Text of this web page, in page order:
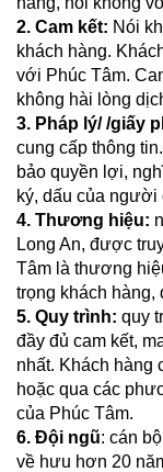
2. Cam kết: Nói
khách hàng.
với Phúc Tâm.
không hài lòng
3. Pháp lý/ /giấy
cung cấp thông
bảo quyền lợi,
ký, dấu của người
4. Thương hiệu:
Long An, được
Tâm là thương
trọng khách hàng,
5. Quy trình: quy
đầy đủ cam kết,
nhất. Khách hàng
hoặc qua các
của Phúc Tâm.
6. Đội ngũ: cán
về hưu hơn 20